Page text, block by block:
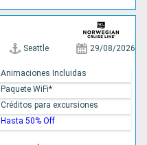
Seattle 29/08/2026
Animaciones Incluidas
Paquete WiFi*
Créditos para excursiones
Hasta 50% Off